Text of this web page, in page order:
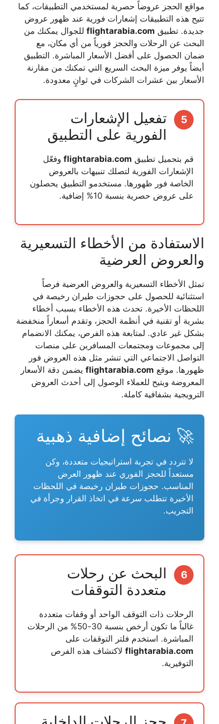
مواقع الحجز عروضاً حصرية لمستخدمي التطبيقات، كما
تتيح هذه التطبيقات إشعارات فورية عند ظهور عروض
جديدة. تطبيق flightarabia.com للجوال يمكنك من
البحث عن الرحلات والحجز فورياً من أي مكان، مع
ضمان الحصول على أفضل الأسعار المباشرة. التطبيق
أيضاً يوفر ميزة البحث السريع التي تمكنك من مقارنة
الأسعار بين عشرات الشركات في ثوانٍ معدودة.
5
تفعيل الإشعارات
الفورية على التطبيق
قم بتحميل تطبيق flightarabia.com وفعّل
الإشعارات الفورية لتصلك تنبيهات بالعروض
الخاصة فور ظهورها. مستخدمو التطبيق يحصلون
على عروض حصرية بنسبة 10% إضافية.
الاستفادة من الأخطاء التسعيرية
والعروض العرضية
تمثل الأخطاء التسعيرية والعروض العرضية فرصاً
استثنائية للحصول على حجوزات طيران رخيصة في
اللحظات الأخيرة. تحدث هذه الأخطاء بسبب أخطاء
بشرية أو تقنية في أنظمة الحجز، وتقدم أسعاراً منخفضة
بشكل غير عادي. لمتابعة هذه الفرص، يمكنك الانضمام
إلى مجموعات ومجتمعات المسافرين على منصات
التواصل الاجتماعي التي تنشر مثل هذه العروض فور
ظهورها. موقع flightarabia.com يضمن دقة الأسعار
المعروضة ويتيح للعملاء الوصول إلى أحدث العروض
الترويجية بشفافية كاملة.
🚀 نصائح إضافية ذهبية
لا تتردد في تجربة استراتيجيات متعددة، وكن
مستعداً للحجز الفوري عند ظهور العرض
المناسب. حجوزات طيران رخيصة في اللحظات
الأخيرة تتطلب سرعة في اتخاذ القرار وجرأة في
التجريب.
6
البحث عن رحلات
متعددة التوقفات
الرحلات ذات التوقف الواحد أو وقفات متعددة
غالباً ما تكون أرخص بنسبة 30-50% من الرحلات
المباشرة. استخدم فلتر التوقفات على
flightarabia.com لاكتشاف هذه الفرص
التوفيرية.